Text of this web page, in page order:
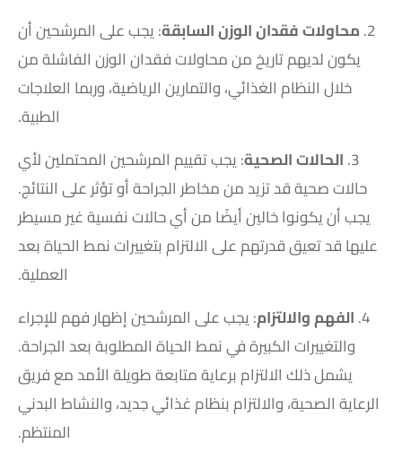
2. محاولات فقدان الوزن السابقة: يجب على المرشحين أن
يكون لديهم تاريخ من محاولات فقدان الوزن الفاشلة من
خلال النظام الغذائي، والتمارين الرياضية، وربما العلاجات
الطبية.
3. الحالات الصحية: يجب تقييم المرشحين المحتملين لأي
حالات صحية قد تزيد من مخاطر الجراحة أو تؤثر على النتائج.
يجب أن يكونوا خالين أيضًا من أي حالات نفسية غير مسيطر
عليها قد تعيق قدرتهم على الالتزام بتغييرات نمط الحياة بعد
العملية.
4. الفهم والالتزام: يجب على المرشحين إظهار فهم للإجراء
والتغييرات الكبيرة في نمط الحياة المطلوبة بعد الجراحة.
يشمل ذلك الالتزام برعاية متابعة طويلة الأمد مع فريق
الرعاية الصحية، والالتزام بنظام غذائي جديد، والنشاط البدني
المنتظم.